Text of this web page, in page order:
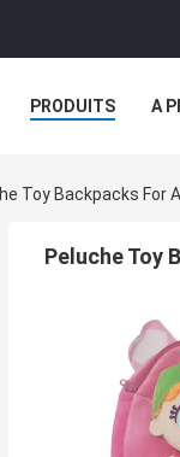
PRODUITS A
Toy Backpacks For
Peluche Toy